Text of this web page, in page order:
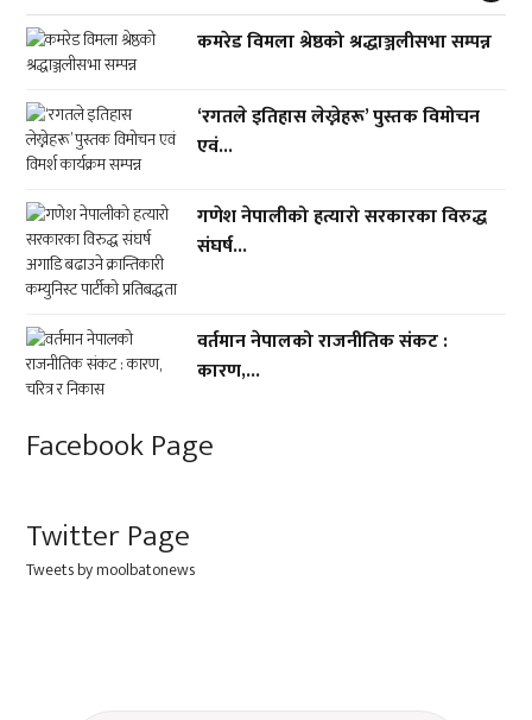
कमरेड विमला श्रेष्ठको श्रद्धाञ्जलीसभा सम्पन्न
‘रगतले इतिहास लेख्नेहरू’ पुस्तक विमोचन
एवं...
गणेश नेपालीको हत्यारो सरकारका विरुद्ध
संघर्ष...
वर्तमान नेपालको राजनीतिक संकट :
कारण,...
Facebook Page
Twitter Page
Tweets by moolbatonews